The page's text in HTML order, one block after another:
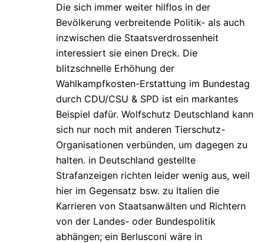
Die sich immer weiter hilflos in der
Bevölkerung verbreitende Politik- als auch
inzwischen die Staatsverdrossenheit
interessiert sie einen Dreck. Die
blitzschnelle Erhöhung der
Wahlkampfkosten-Erstattung im Bundestag
durch CDU/CSU & SPD ist ein markantes
Beispiel dafür. Wolfschutz Deutschland kann
sich nur noch mit anderen Tierschutz-
Organisationen verbünden, um dagegen zu
halten. in Deutschland gestellte
Strafanzeigen richten leider wenig aus, weil
hier im Gegensatz bsw. zu Italien die
Karrieren von Staatsanwälten und Richtern
von der Landes- oder Bundespolitik
abhängen; ein Berlusconi wäre in